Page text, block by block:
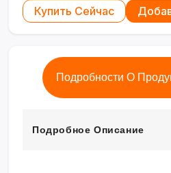
Купить Сейчас
Подробности О
Подробное Описание